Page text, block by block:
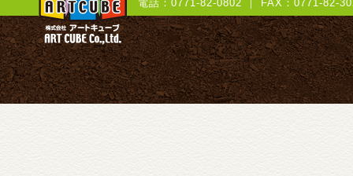
電話：0771-82-0802 ｜ FAX：0771-82-